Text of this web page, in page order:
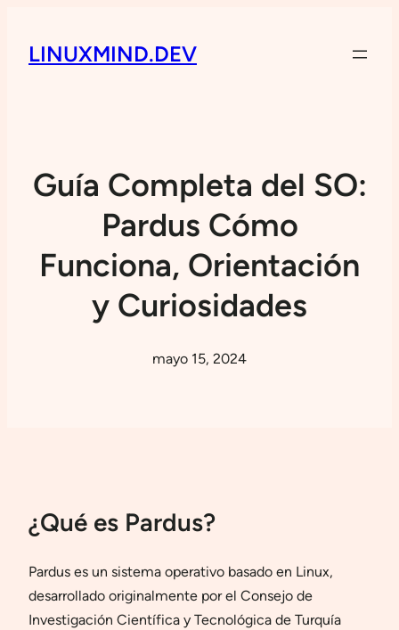
LINUXMIND.DEV
Guía Completa del SO:
Pardus Cómo
Funciona, Orientación
y Curiosidades
mayo 15, 2024
¿Qué es Pardus?
Pardus es un sistema operativo basado en Linux,
desarrollado originalmente por el Consejo de
Investigación Científica y Tecnológica de Turquía